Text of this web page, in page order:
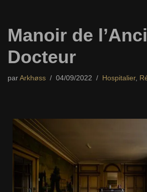
Manoir de
Docteur
par Arkhøss 04/09/2022 Hospitalier,